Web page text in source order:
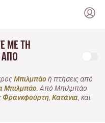
ΜΕ ΤΗ
ΑΠΌ
Μπιλμπάο ή πτήσεις από
Μπιλμπάο . Από Μπιλμπάο
Φρανκφούρτη Κατάνια , και